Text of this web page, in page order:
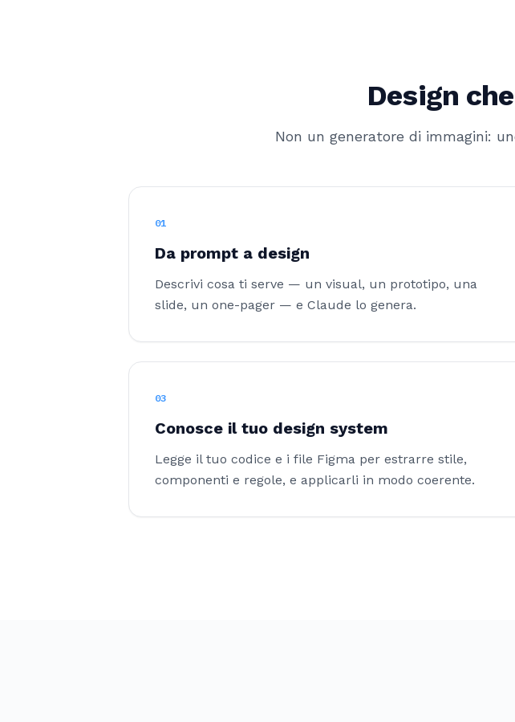
Design
Non un generatore di immagini:
01
Da prompt a design
Descrivi cosa ti serve — un visual, un prototipo, una
slide, un one-pager — e Claude lo genera.
03
Conosce il tuo design system
Legge il tuo codice e i file Figma per estrarre stile,
componenti e regole, e applicarli in modo coerente.